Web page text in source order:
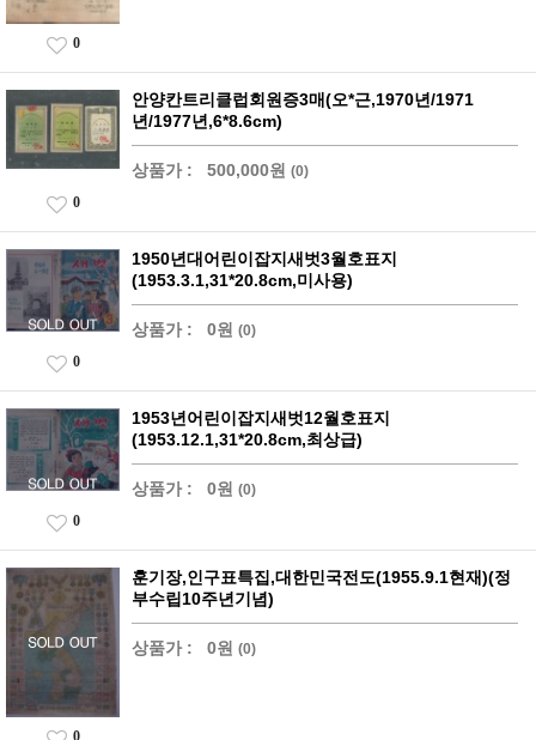
0
안양칸트리클럽회원증3매(오*근,1970년/1971
년/1977년,6*8.6cm)
상품가 : 500,000원 (0)
0
1950년대어린이잡지새벗3월호표지
(1953.3.1,31*20.8cm,미사용)
상품가 : 0원 (0)
0
1953년어린이잡지새벗12월호표지
(1953.12.1,31*20.8cm,최상급)
상품가 : 0원 (0)
0
훈기장,인구표특집,대한민국전도(1955.9.1현재)(정
부수립10주년기념)
상품가 : 0원 (0)